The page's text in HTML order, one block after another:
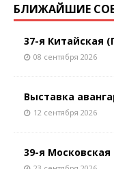
БЛИЖАЙШИЕ
37-я Китайская
08 сентября 2026
Выставка
12 сентября 2026
39-я